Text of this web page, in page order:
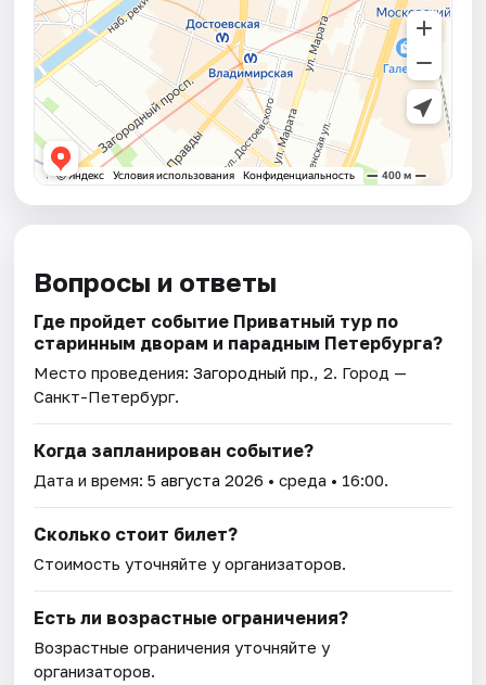
Вопросы и ответы
Где пройдет событие Приватный тур по
старинным дворам и парадным Петербурга?
Место проведения:Загородный пр., 2. Город —
Санкт-Петербург.
Когда запланирован событие?
Дата и время:5 августа 2026 • среда • 16:00.
Сколько стоит билет?
Стоимость уточняйте у организаторов.
Есть ли возрастные ограничения?
Возрастные ограничения уточняйте у
организаторов.